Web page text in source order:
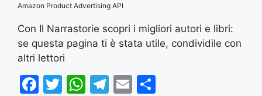
Amazon Product Advertising API
Con Il Narrastorie scopri i migliori autori e libri:
se questa pagina ti è stata utile, condividile con
altri lettori
F
T
W T
E